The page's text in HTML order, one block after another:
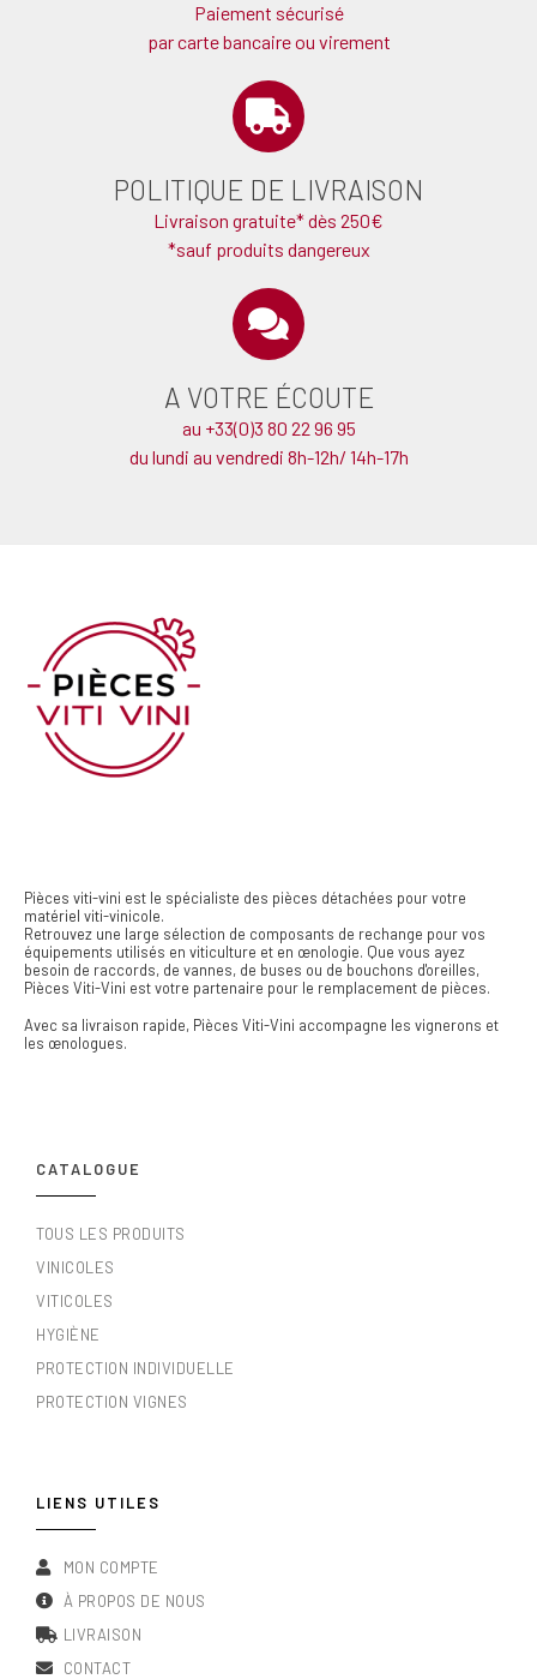
Paiement sécurisé
par carte bancaire ou virement
POLITIQUE DE LIVRAISON
Livraison gratuite* dès 250€
*sauf produits dangereux
A VOTRE ÉCOUTE
au +33(0)3 80 22 96 95
du lundi au vendredi 8h-12h/ 14h-17h
Pièces viti-vini est le spécialiste des pièces détachées pour votre
matériel viti-vinicole.
Retrouvez une large sélection de composants de rechange pour vos
équipements utilisés en viticulture et en œnologie. Que vous ayez
besoin de raccords, de vannes, de buses ou de bouchons d'oreilles,
Pièces Viti-Vini est votre partenaire pour le remplacement de pièces.
Avec sa livraison rapide, Pièces Viti-Vini accompagne les vignerons et
les œnologues.
CATALOGUE
TOUS LES PRODUITS
VINICOLES
VITICOLES
HYGIÈNE
PROTECTION INDIVIDUELLE
PROTECTION VIGNES
LIENS UTILES
MON COMPTE
À PROPOS DE NOUS
LIVRAISON
CONTACT